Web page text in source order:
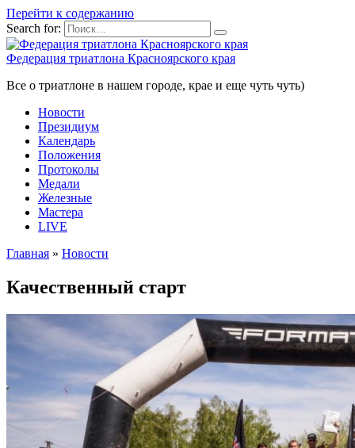
Перейти к содержанию
Search for:
Федерация триатлона Красноярского края
Все о триатлоне в нашем городе, крае и еще чуть чуть)
Новости
Президиум
Календарь
Положения
Протоколы
Медали
Железные
Мастера
LIVE
Главная » Новости
Качественный старт